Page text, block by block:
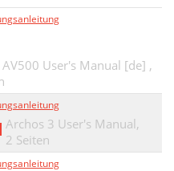
User's Manual [de] ,
Archos 3 User's Manual,
2 Seiten